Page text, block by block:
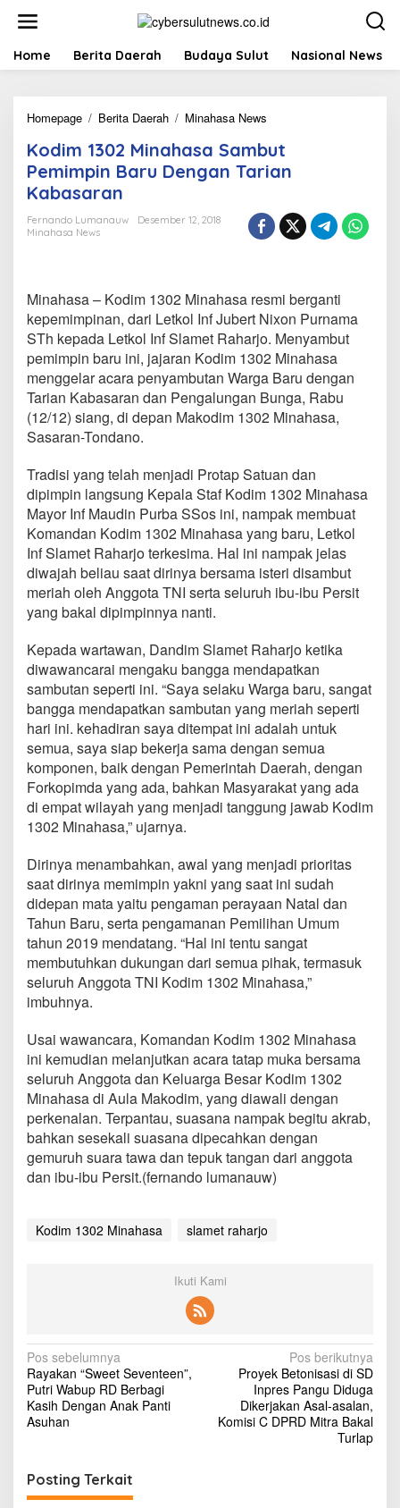
t
Home Berita Daerah Budaya Sulut Nasional News
Homepage / Berita Daerah / Minahasa News
d
i
m
3
0
n
a
h
a
s
a
S
a
m
t
P
m
i
m
p
i
n
r
u
D
e
n
g
a
n
T
a
r
n
K
a
b
a
s
a
r
a
Kodim 1302 Minahasa Sambut
Pemimpin Baru Dengan Tarian
Kabasaran
Fernando Lumanauw
Desember 12, 2018
Minahasa News
Minahasa – Kodim 1302 Minahasa resmi berganti
kepemimpinan, dari Letkol Inf Jubert Nixon Purnama
STh kepada Letkol Inf Slamet Raharjo. Menyambut
pemimpin baru ini, jajaran Kodim 1302 Minahasa
menggelar acara penyambutan Warga Baru dengan
Tarian Kabasaran dan Pengalungan Bunga, Rabu
(12/12) siang, di depan Makodim 1302 Minahasa,
Sasaran-Tondano.
Tradisi yang telah menjadi Protap Satuan dan
dipimpin langsung Kepala Staf Kodim 1302 Minahasa
Mayor Inf Maudin Purba SSos ini, nampak membuat
Komandan Kodim 1302 Minahasa yang baru, Letkol
Inf Slamet Raharjo terkesima. Hal ini nampak jelas
diwajah beliau saat dirinya bersama isteri disambut
meriah oleh Anggota TNI serta seluruh ibu-ibu Persit
yang bakal dipimpinnya nanti.
Kepada wartawan, Dandim Slamet Raharjo ketika
diwawancarai mengaku bangga mendapatkan
sambutan seperti ini. “Saya selaku Warga baru, sangat
bangga mendapatkan sambutan yang meriah seperti
hari ini. kehadiran saya ditempat ini adalah untuk
semua, saya siap bekerja sama dengan semua
komponen, baik dengan Pemerintah Daerah, dengan
Forkopimda yang ada, bahkan Masyarakat yang ada
di empat wilayah yang menjadi tanggung jawab Kodim
1302 Minahasa,” ujarnya.
Dirinya menambahkan, awal yang menjadi prioritas
saat dirinya memimpin yakni yang saat ini sudah
didepan mata yaitu pengaman perayaan Natal dan
Tahun Baru, serta pengamanan Pemilihan Umum
tahun 2019 mendatang. “Hal ini tentu sangat
membutuhkan dukungan dari semua pihak, termasuk
seluruh Anggota TNI Kodim 1302 Minahasa,”
imbuhnya.
Usai wawancara, Komandan Kodim 1302 Minahasa
ini kemudian melanjutkan acara tatap muka bersama
seluruh Anggota dan Keluarga Besar Kodim 1302
Minahasa di Aula Makodim, yang diawali dengan
perkenalan. Terpantau, suasana nampak begitu akrab,
bahkan sesekali suasana dipecahkan dengan
gemuruh suara tawa dan tepuk tangan dari anggota
dan ibu-ibu Persit.(fernando lumanauw)
Kodim 1302 Minahasa slamet raharjo
Ikuti Kami
N
a
v
i
a
Pos sebelumnya
Rayakan “Sweet Seventeen”,
Putri Wabup RD Berbagi
Kasih Dengan Anak Panti
Asuhan
Pos berikutnya
Proyek Betonisasi di SD
Inpres Pangu Diduga
Dikerjakan Asal-asalan,
Komisi C DPRD Mitra Bakal
Turlap
Posting Terkait